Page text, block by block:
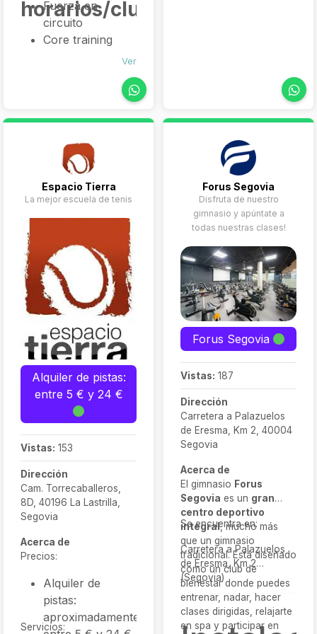
horarios/clubes)
Fuerza en
circuito
Core training
Servicios extra
Programas en la
Planes de
entrenamiento
personalizados
Ver
Espacio Tierra
La mejor escuela de tenis
Alquiler de pistas:
entre 5 € y 24 €
Vistas: 153
Dirección
Cam. Torrecaballeros,
8D, 40196 La Lastrilla,
Segovia
Acerca de
Precios:
Alquiler de
pistas:
aproximadamente
Servicios:
Forus Segovia
Disfruta de nuestro
gimnasio y apúntate a
todas nuestras clases!
Forus Segovia
Vistas: 187
Dirección
Carretera a Palazuelos
de Eresma, Km 2, 40004
Segovia
Acerca de
El gimnasio Forus
Segovia es un gran
centro deportivo
integral, mucho más
que un gimnasio
tradicional. Está diseñado
como un club de
bienestar donde puedes
entrenar, nadar, hacer
clases dirigidas, relajarte
en spa y participar en
Se encuentra en:
Carretera a Palazuelos
de Eresma, Km 2
(Segovia)